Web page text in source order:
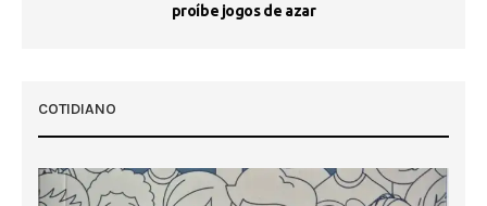
proíbe jogos de azar
COTIDIANO